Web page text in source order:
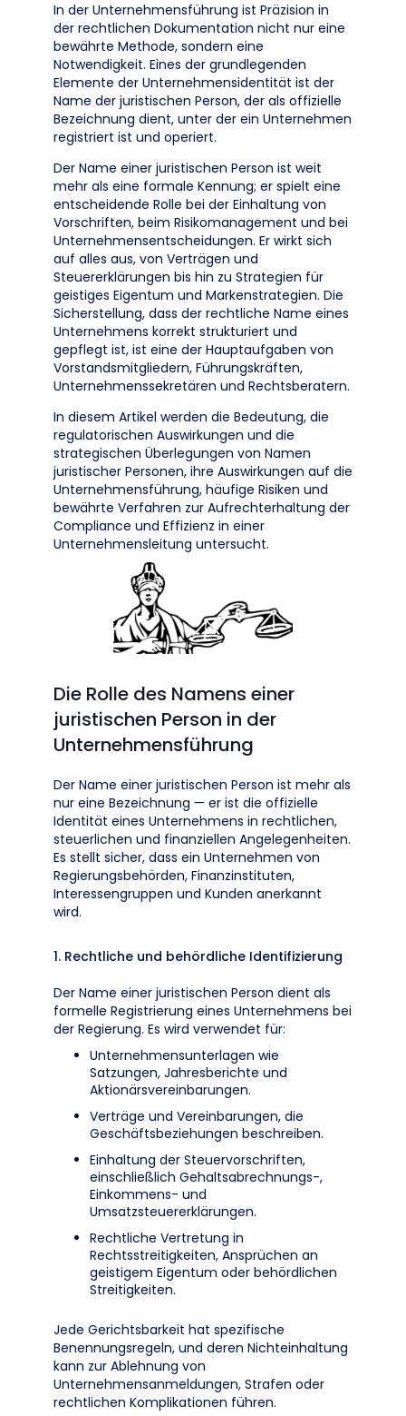
In der Unternehmensführung ist Präzision in
der rechtlichen Dokumentation nicht nur eine
bewährte Methode, sondern eine
Notwendigkeit. Eines der grundlegenden
Elemente der Unternehmensidentität ist der
Name der juristischen Person, der als offizielle
Bezeichnung dient, unter der ein Unternehmen
registriert ist und operiert.
Der Name einer juristischen Person ist weit
mehr als eine formale Kennung; er spielt eine
entscheidende Rolle bei der Einhaltung von
Vorschriften, beim Risikomanagement und bei
Unternehmensentscheidungen. Er wirkt sich
auf alles aus, von Verträgen und
Steuererklärungen bis hin zu Strategien für
geistiges Eigentum und Markenstrategien. Die
Sicherstellung, dass der rechtliche Name eines
Unternehmens korrekt strukturiert und
gepflegt ist, ist eine der Hauptaufgaben von
Vorstandsmitgliedern, Führungskräften,
Unternehmenssekretären und Rechtsberatern.
In diesem Artikel werden die Bedeutung, die
regulatorischen Auswirkungen und die
strategischen Überlegungen von Namen
juristischer Personen, ihre Auswirkungen auf die
Unternehmensführung, häufige Risiken und
bewährte Verfahren zur Aufrechterhaltung der
Compliance und Effizienz in einer
Unternehmensleitung untersucht.
Die Rolle des Namens einer
juristischen Person in der
Unternehmensführung
Der Name einer juristischen Person ist mehr als
nur eine Bezeichnung — er ist die offizielle
Identität eines Unternehmens in rechtlichen,
steuerlichen und finanziellen Angelegenheiten.
Es stellt sicher, dass ein Unternehmen von
Regierungsbehörden, Finanzinstituten,
Interessengruppen und Kunden anerkannt
wird.
1. Rechtliche und behördliche Identifizierung
Der Name einer juristischen Person dient als
formelle Registrierung eines Unternehmens bei
der Regierung. Es wird verwendet für:
Unternehmensunterlagen wie
Satzungen, Jahresberichte und
Aktionärsvereinbarungen.
Verträge und Vereinbarungen, die
Geschäftsbeziehungen beschreiben.
Einhaltung der Steuervorschriften,
einschließlich Gehaltsabrechnungs-,
Einkommens- und
Umsatzsteuererklärungen.
Rechtliche Vertretung in
Rechtsstreitigkeiten, Ansprüchen an
geistigem Eigentum oder behördlichen
Streitigkeiten.
Jede Gerichtsbarkeit hat spezifische
Benennungsregeln, und deren Nichteinhaltung
kann zur Ablehnung von
Unternehmensanmeldungen, Strafen oder
rechtlichen Komplikationen führen.